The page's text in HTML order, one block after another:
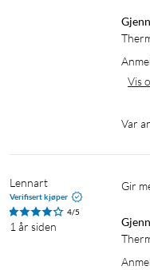
mobilen din befinner
Radiator Thermostat X i
basert på om du er
gjøre deg oppmerksom
plutselig synker – for
Enkel montering
Termostaten er utformet
den selv, uten risiko for
adaptere for å passe
kan brukes i alle rom i
hjemmeside kan du se
Vis
Var
Lennart
Verifisert kjøper
4/5
1 år siden
Gir